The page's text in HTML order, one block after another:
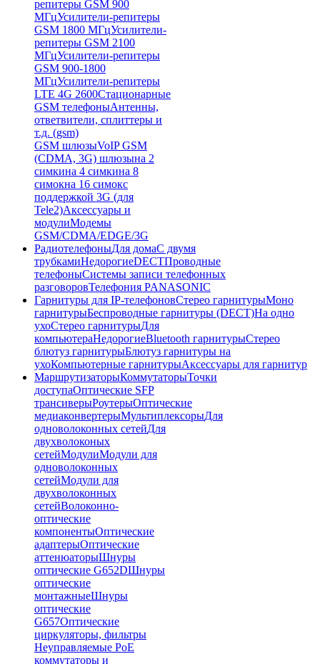
репитеры GSM 900
МГцУсилители-репитеры
GSM 1800 МГцУсилители-
репитеры GSM 2100
МГцУсилители-репитеры
GSM 900-1800
МГцУсилители-репитеры
LTE 4G 2600Стационарные
GSM телефоныАнтенны,
ответвители, сплиттеры и
т.д. (gsm)
GSM шлюзыVoIP GSM
(CDMA, 3G) шлюзына 2
симкина 4 симкина 8
симокна 16 симокс
поддержкой 3G (для
Tele2)Аксессуары и
модулиМодемы
GSM/CDMA/EDGE/3G
РадиотелефоныДля домаС двумя
трубкамиНедорогиеDECTПроводные
телефоныСистемы записи телефонных
разговоровТелефония PANASONIC
Гарнитуры для IP-телефоновСтерео гарнитурыМоно
гарнитурыБеспроводные гарнитуры (DECT)На одно
ухоСтерео гарнитурыДля
компьютераНедорогиеBluetooth гарнитурыСтерео
блютуз гарнитурыБлютуз гарнитуры на
ухоКомпьютерные гарнитурыАксессуары для гарнитур
МаршрутизаторыКоммутаторыТочки
доступаОптические SFP
трансиверыРоутерыОптические
медиаконвертерыМультиплексорыДля
одноволоконных сетейДля
двухволоконых
сетейМодулиМодули для
одноволоконных
сетейМодули для
двухволоконных
сетейВолоконно-
оптические
компонентыОптические
адаптерыОптические
аттенюаторыШнуры
оптические G652DШнуры
оптические
монтажныеШнуры
оптические
G657Оптические
циркуляторы, фильтры
Неуправляемые PoE
коммутаторы и